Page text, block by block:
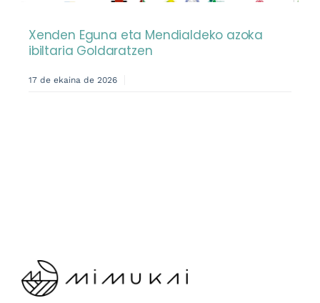
Xenden Eguna eta Mendialdeko azoka
ibiltaria Goldaratzen
17 de ekaina de 2026